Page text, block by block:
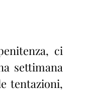
ci
settimana
tentazioni,